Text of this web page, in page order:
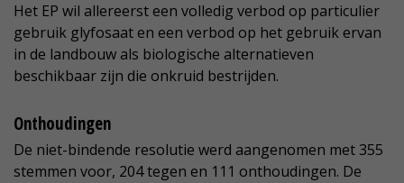
Het EP wil allereerst een volledig verbod op particulier
gebruik glyfosaat en een verbod op het gebruik ervan
in de landbouw als biologische alternatieven
beschikbaar zijn die onkruid bestrijden.
Onthoudingen
De niet-bindende resolutie werd aangenomen met 355
stemmen voor, 204 tegen en 111 onthoudingen. De